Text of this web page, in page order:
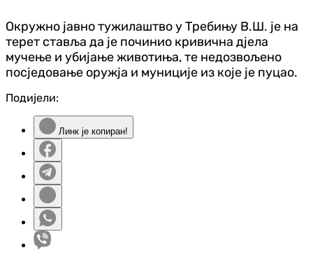
Окружно јавно тужилаштво у Требињу В.Ш. је на
терет ставља да је починио кривична дјела
мучење и убијање животиња, те недозвољено
посједовање оружја и муниције из које је пуцао.
Подијели:
Линк је копиран!